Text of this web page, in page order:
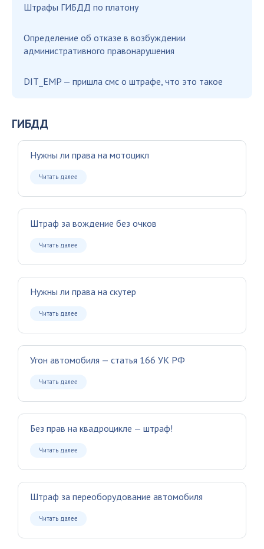
Штрафы ГИБДД по платону
Определение об отказе в возбуждении
административного правонарушения
DIT_EMP — пришла смс о штрафе, что это такое
ГИБДД
Нужны ли права на мотоцикл
Читать далее
Штраф за вождение без очков
Читать далее
Нужны ли права на скутер
Читать далее
Угон автомобиля — статья 166 УК РФ
Читать далее
Без прав на квадроцикле — штраф!
Читать далее
Штраф за переоборудование автомобиля
Читать далее